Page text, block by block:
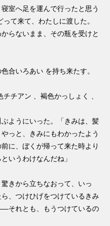
へ足を運んで行ったと思う
て来て、わたしに渡した。
ないまま、その瓶を受けと
いろあい を持ち来たす。
チアン 、褐色かっしょく 、
ようにいった。「きみは、髪
っと、きみにもわかったよう
に、ぼくが帰って来た時より
いうわけなんだね」
きから立ちなおって、いっ
、つけひげをつけているきみ
それとも、もうつけているの